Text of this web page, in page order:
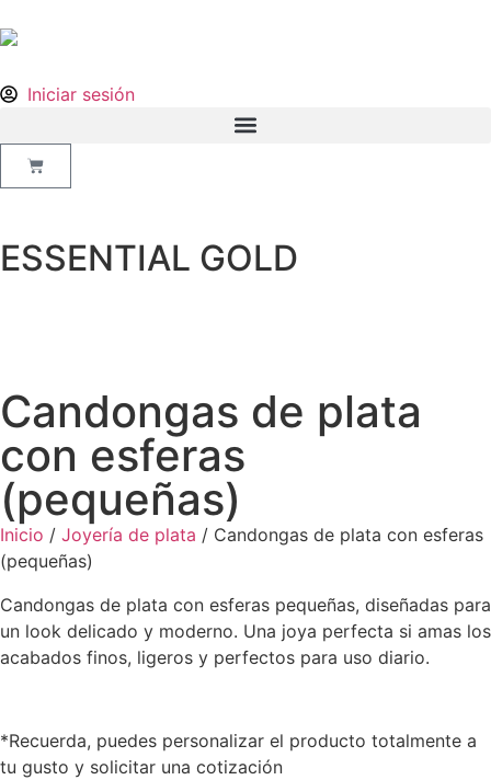
Iniciar sesión
ESSENTIAL GOLD
Candongas de plata
con esferas
(pequeñas)
Inicio / Joyería de plata / Candongas de plata con esferas
(pequeñas)
Candongas de plata con esferas pequeñas, diseñadas para
un look delicado y moderno. Una joya perfecta si amas los
acabados finos, ligeros y perfectos para uso diario.
*Recuerda, puedes personalizar el producto totalmente a
tu gusto y solicitar una cotización